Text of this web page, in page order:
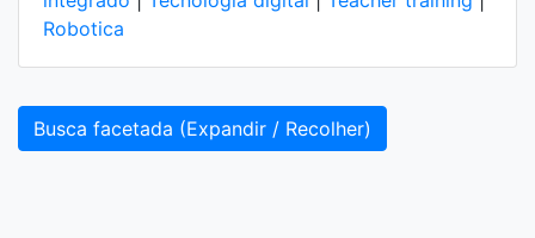
Robotica
Busca facetada (Expandir / Recolher)